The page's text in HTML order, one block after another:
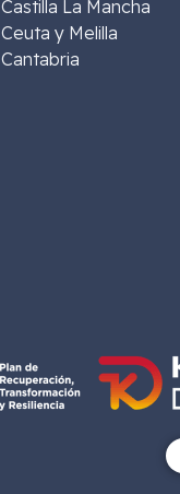
Castilla La Mancha
Ceuta y Melilla
Cantabria